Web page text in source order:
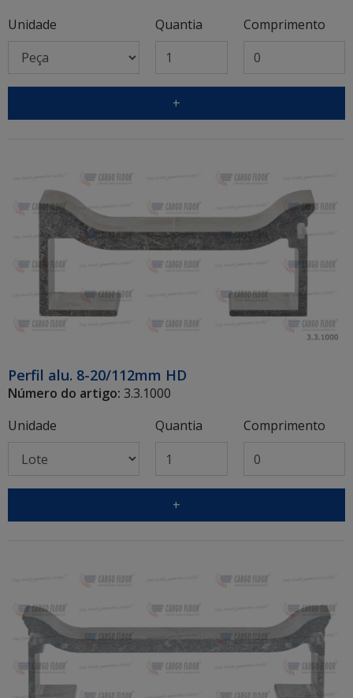
Unidade
Quantia Comprimento
+
Perfil alu. 8-20/112mm HD
Número do artigo: 3.3.1000
Unidade
Quantia Comprimento
+